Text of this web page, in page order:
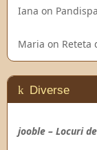
Iana on
Maria on Reteta
Diverse
jooble – Locuri